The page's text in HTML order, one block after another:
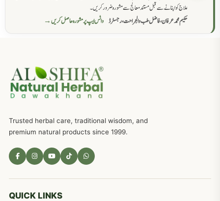
جریان، احتلام کےلئے جڑی بوٹیوں کیساتھ دیسی علاج
ذکاوت حس کے علاج کےلئے مختلف دیسی نسخہ جات
امراضِ معدہ کا علاج دیسی نسخہ جات
علاج کو اپنانے سے قبل مستند معالج سے مشورہ ضرور کریں۔
حکیم محمد عرفان، فاضل طب والجراحت، رجسٹرڈ واٹس ایپ پر مشورہ حاصل کریں →
Trusted herbal care, traditional wisdom, and
premium natural products since 1999.
QUICK LINKS